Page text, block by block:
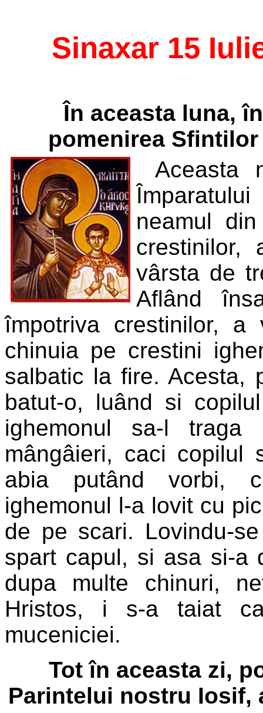
Sinaxar 15
În aceasta luna,
pomenirea
Aceasta
neamul
vârsta de
Aflând
împotriva crestinilor,
chinuia pe crestini
salbatic la fire. Acesta,
batut-o, luând si
ighemonul sa-l
mângâieri, caci
abia putând vorbi,
ighemonul l-a lovit cu
de pe scari. Lovindu-
spart capul, si asa si-a
dupa multe chinuri,
Hristos, i s-a taiat
muceniciei.
Tot în aceasta zi,
Parintelui nostru Iosif,